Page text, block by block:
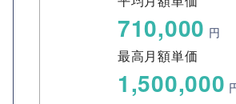
710,000 円
最高月額単価
1,500,000